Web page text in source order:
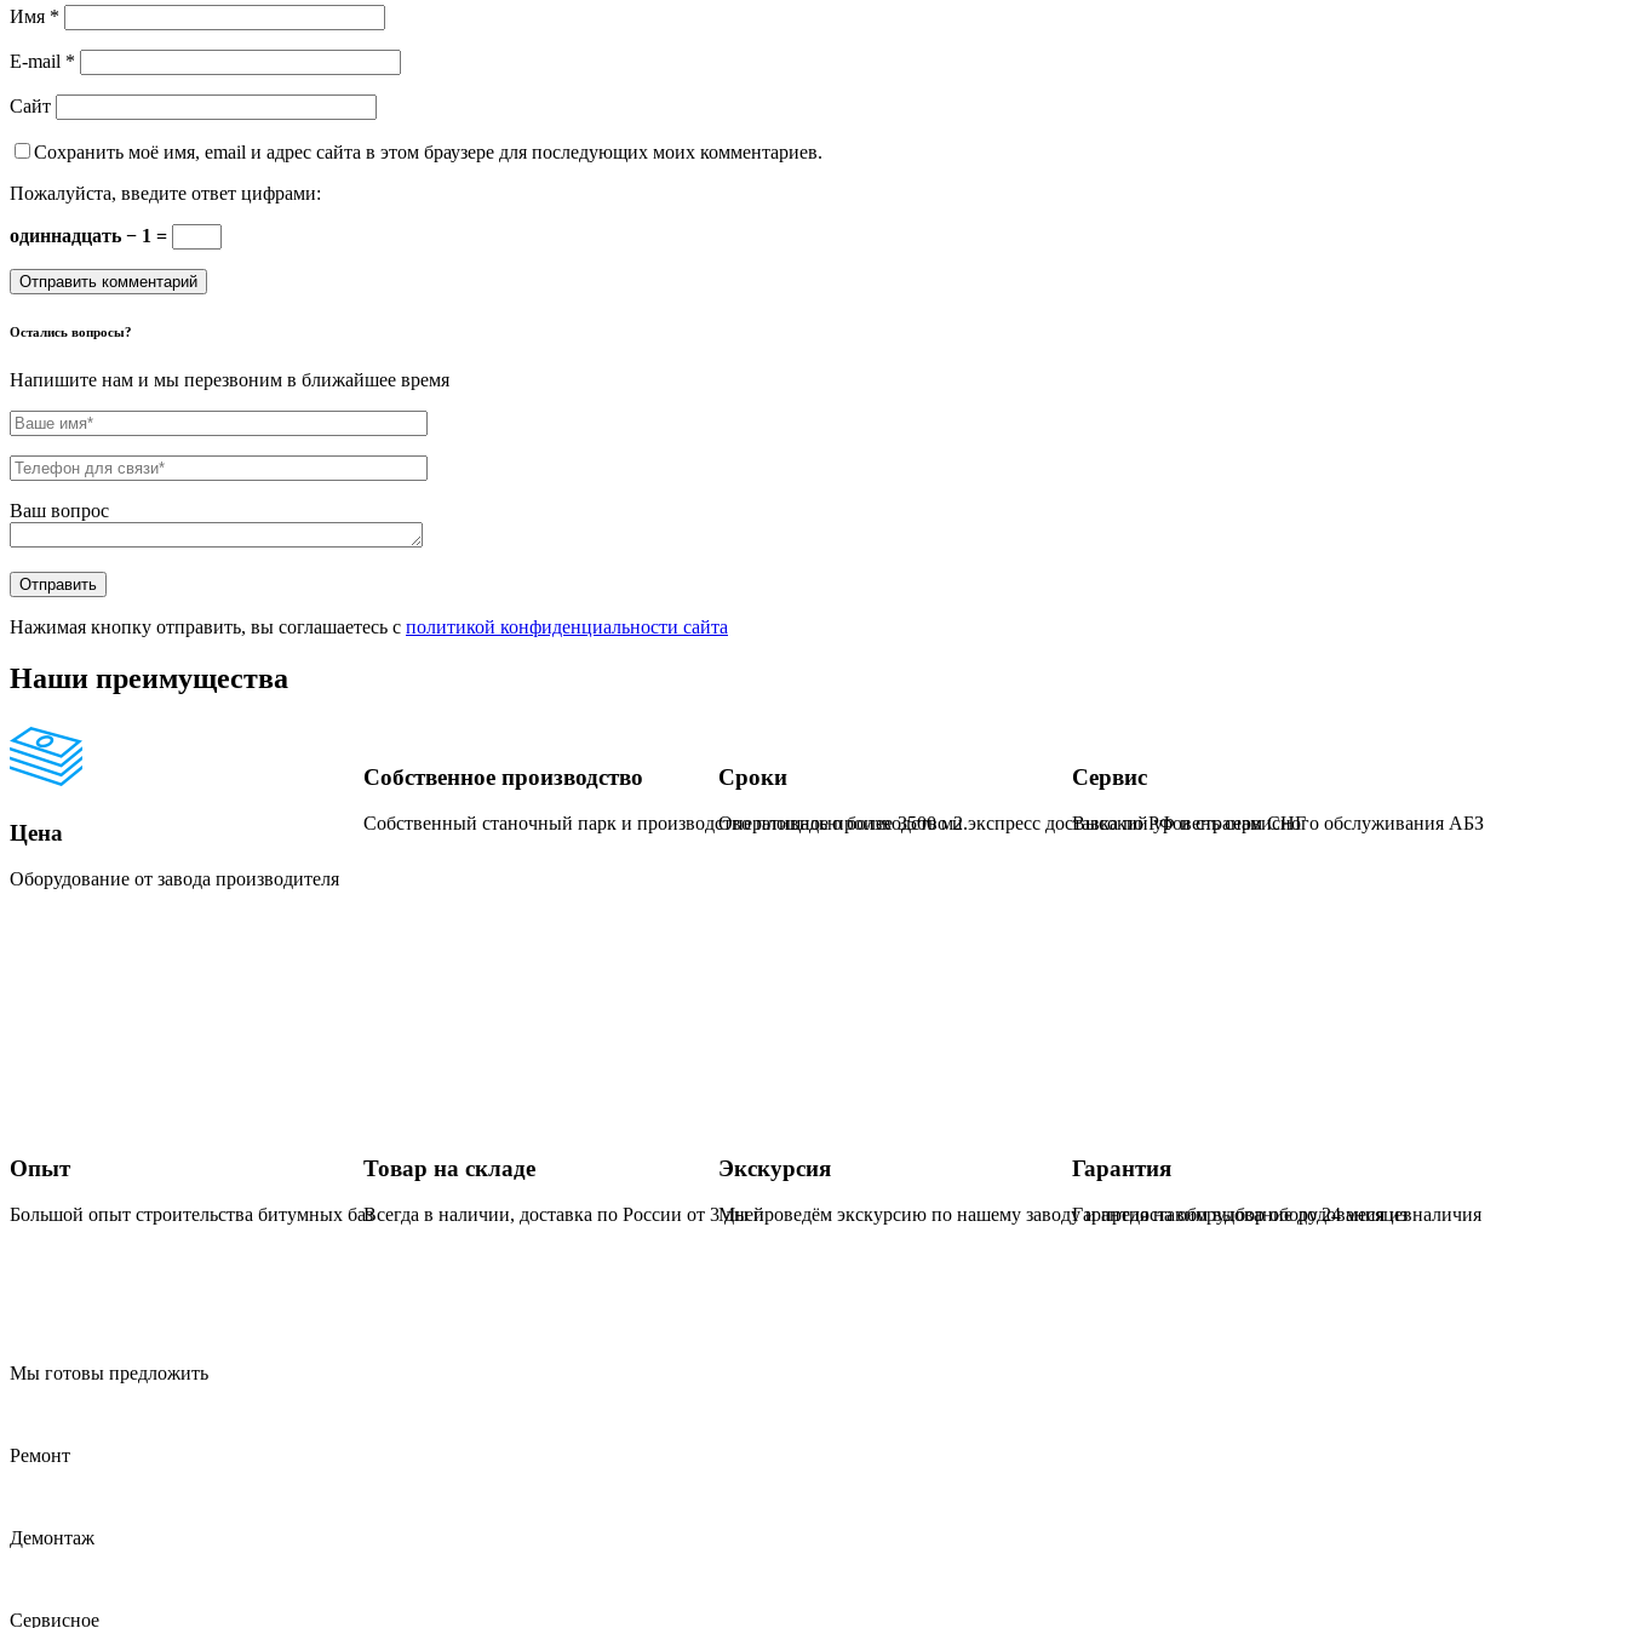
Имя *
E-mail *
Сайт
Сохранить моё имя, email и адрес сайта в этом браузере для последующих моих комментариев.
Пожалуйста, введите ответ цифрами:
одиннадцать − 1 =
Остались вопросы?
Напишите нам и мы перезвоним в ближайшее время
Ваш вопрос
Нажимая кнопку отправить, вы соглашаетесь с политикой конфиденциальности сайта
Наши преимущества
Цена
Оборудование от завода производителя
Собственное производство
Собственный станочный парк и производство площадью более 3500 м2.
Сроки
Оперативное производство и экспресс доставка по РФ и странам СНГ
Сервис
Высокий уровень сервисного обслуживания АБЗ
Опыт
Большой опыт строительства битумных баз
Товар на складе
Всегда в наличии, доставка по России от 3 дней
Экскурсия
Мы проведём экскурсию по нашему заводу и предоставим выбор оборудования из наличия
Гарантия
Гарантия на оборудование до 24 месяцев
Мы готовы предложить
Ремонт
Демонтаж
Сервисное